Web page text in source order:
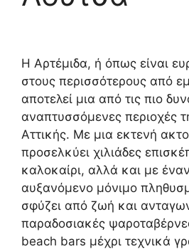
Η Αρτέμιδα, ή όπως είναι
στους περισσότερους από
αποτελεί μια από τις πιο
αναπτυσσόμενες περιοχές
Αττικής. Με μια εκτενή
προσελκύει χιλιάδες
καλοκαίρι, αλλά και με
αυξανόμενο μόνιμο
σφύζει από ζωή και
παραδοσιακές
beach bars μέχρι τεχνικά